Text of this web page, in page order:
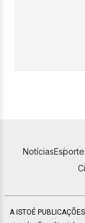
Notícias
A ISTOÉ